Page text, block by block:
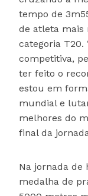
tempo de
de atleta mais
categoria T20.
competitiva,
ter feito o
estou em
mundial e
melhores do
final da
Na jornada de
medalha de